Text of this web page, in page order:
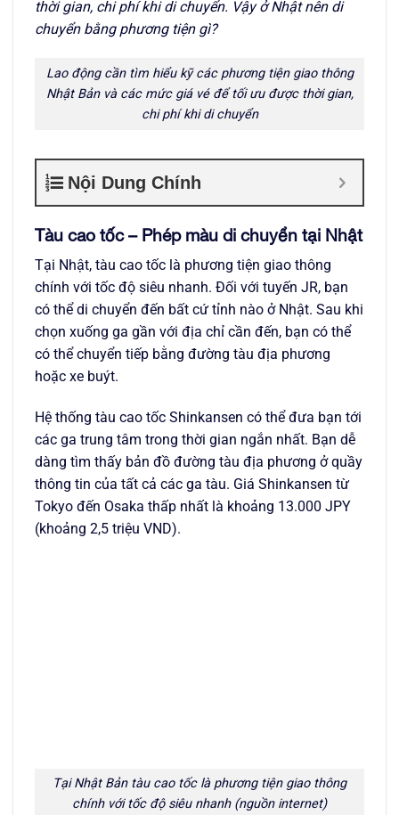
thời gian, chi phí khi di chuyển. Vậy ở Nhật nên di
chuyển bằng phương tiện gì?
Lao động cần tìm hiểu kỹ các phương tiện giao thông
Nhật Bản và các mức giá vé để tối ưu được thời gian,
chi phí khi di chuyển
Nội Dung Chính
Tàu cao tốc – Phép màu di chuyển tại Nhật
Tại Nhật, tàu cao tốc là phương tiện giao thông
chính với tốc độ siêu nhanh. Đối với tuyến JR, bạn
có thể di chuyển đến bất cứ tỉnh nào ở Nhật. Sau khi
chọn xuống ga gần với địa chỉ cần đến, bạn có thể
có thể chuyển tiếp bằng đường tàu địa phương
hoặc xe buýt.
Hệ thống tàu cao tốc Shinkansen có thể đưa bạn tới
các ga trung tâm trong thời gian ngắn nhất. Bạn dễ
dàng tìm thấy bản đồ đường tàu địa phương ở quầy
thông tin của tất cả các ga tàu. Giá Shinkansen từ
Tokyo đến Osaka thấp nhất là khoảng 13.000 JPY
(khoảng 2,5 triệu VND).
Tại Nhật Bản tàu cao tốc là phương tiện giao thông
chính với tốc độ siêu nhanh (nguồn internet)